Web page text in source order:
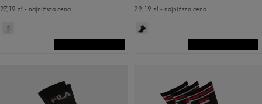
27,19 zł- najniższa cena 29,19 zł- najniższa cena